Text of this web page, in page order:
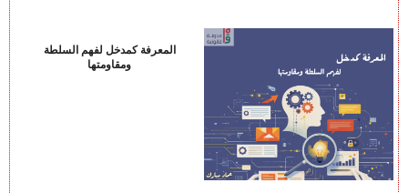
المعرفة كمدخل لفهم السلطة
ومقاومتها